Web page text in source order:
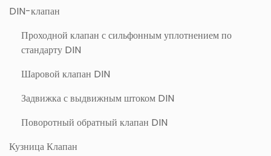
DIN-клапан
Проходной клапан с сильфонным уплотнением по
стандарту DIN
Шаровой клапан DIN
Задвижка с выдвижным штоком DIN
Поворотный обратный клапан DIN
Кузница Клапан